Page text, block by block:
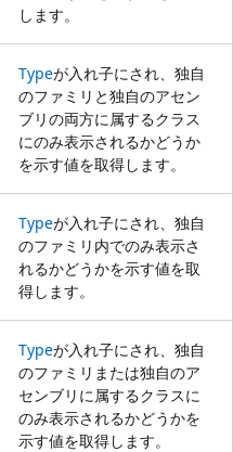
します。
Typeが入れ子にされ、独自
のファミリと独自のアセン
ブリの両方に属するクラス
にのみ表示されるかどうか
を示す値を取得します。
Typeが入れ子にされ、独自
のファミリ内でのみ表示さ
れるかどうかを示す値を取
得します。
Typeが入れ子にされ、独自
のファミリまたは独自のア
センブリに属するクラスに
のみ表示されるかどうかを
示す値を取得します。